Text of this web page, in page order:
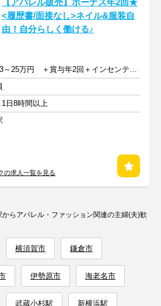
【アパレル販売】ボーナス年2回★
<履歴書/面接なし>ネイル&服装自
由！自分らしく働ける♪
月給23～25万円 ＋賞与年2回＋インセンティブ＋交通費
日8時間以上
の求人一覧を見る
らアパレル・ファッション関連の主婦(夫)歓
横須賀市 鎌倉市
伊勢原市 海老名市
武蔵小杉駅 新横浜駅